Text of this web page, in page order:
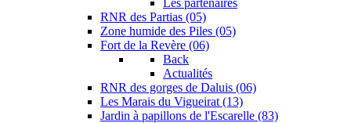
Les partenaires
RNR des Partias (05)
Zone humide des Piles (05)
Fort de la Revère (06)
Back
Actualités
RNR des gorges de Daluis (06)
Les Marais du Vigueirat (13)
Jardin à papillons de l'Escarelle (83)